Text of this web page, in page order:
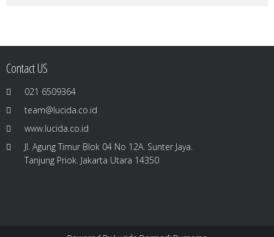
Contact US
021 6509364
team@lucida.co.id
www.lucida.co.id
Jl. Agung Timur Blok 04 No 12A. Sunter Jaya.
Tanjung Priok. Jakarta Utara 14350